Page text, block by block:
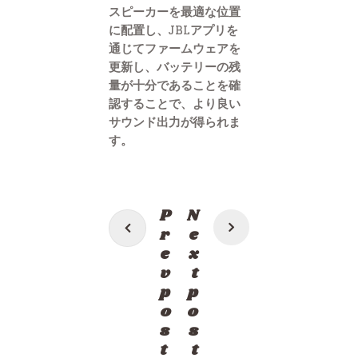
スピーカーを最適な位置
に配置し、JBLアプリを
通じてファームウェアを
更新し、バッテリーの残
量が十分であることを確
認することで、より良い
サウンド出力が得られま
す。
投
稿
P
r
e
v
p
o
s
t
N
e
x
t
p
o
s
t